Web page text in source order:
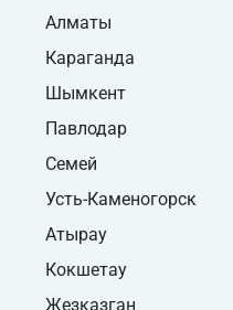
Алматы
Караганда
Шымкент
Павлодар
Семей
Усть-Каменогорск
Атырау
Кокшетау
Жезказган